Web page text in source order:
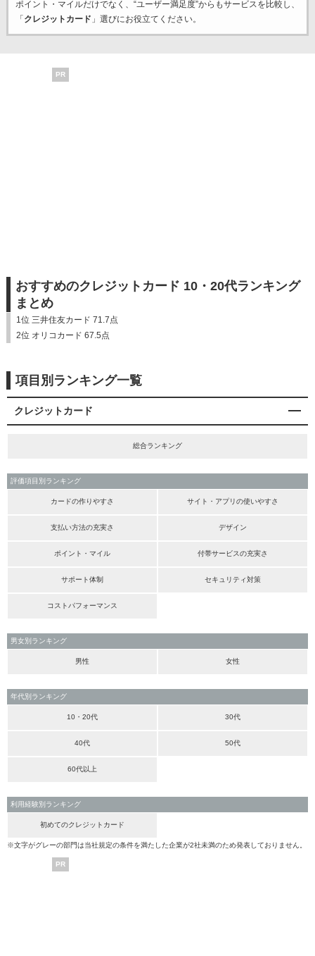
ポイント・マイルだけでなく、“ユーザー満足度”からもサービスを比較し、
「クレジットカード 」選びにお役立てください。
PR
おすすめのクレジットカード 10・20代ランキング
まとめ
1位 三井住友カード 71.7点
2位 オリコカード 67.5点
項目別ランキング一覧
クレジットカード
総合ランキング
評価項目別ランキング
カードの作りやすさ サイト・アプリの使いやすさ
支払い方法の充実さ デザイン
ポイント・マイル 付帯サービスの充実さ
サポート体制 セキュリティ対策
コストパフォーマンス
男女別ランキング
男性 女性
年代別ランキング
10・20代 30代
40代 50代
60代以上
利用経験別ランキング
初めてのクレジットカード
※文字がグレーの部門は当社規定の条件を満たした企業が2社未満のため発表しておりません。
PR